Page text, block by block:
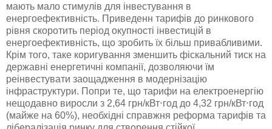
мають мало стимулів для інвестування в
енергоефективність. Приведенн тарифів до ринкового
рівня скоротить період окупності інвестицій в
енергоефективність, що зробить їх більш привабливими.
Крім того, таке коригування зменшить фіскальний тиск на
державні енергетичні компанії, дозволяючи їм
реінвестувати заощадження в модернізацію
інфраструктури. Попри те, що тарифи на електроенергію
нещодавно виросли з 2,64 грн/кВт⋅год до 4,32 грн/кВт⋅год
(майже на 60%), необхідні справжня реформа тарифів та